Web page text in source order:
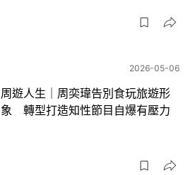
2026-05-06
周遊人生｜周奕瑋告別食玩旅遊形
象 轉型打造知性節目自爆有壓力